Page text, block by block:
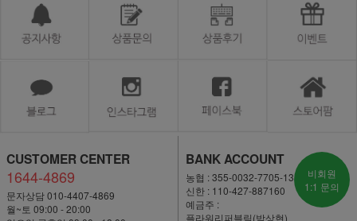
CUSTOMER CENTER
1644-4869
문자상담 010-4407-4869
월~토 09:00 - 20:00
BANK ACCOUNT
농협 : 355-0032-7705-13
신한 : 110-427-887160
예금주 :
플라워리퍼블릭(박상현)
비회원
1:1 문의